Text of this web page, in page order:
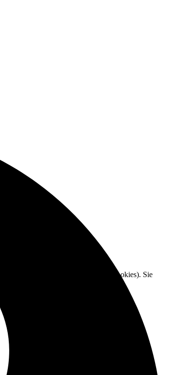
zu verbessern (Tracking Cookies). Sie
Seite zur Verfügung stehen.